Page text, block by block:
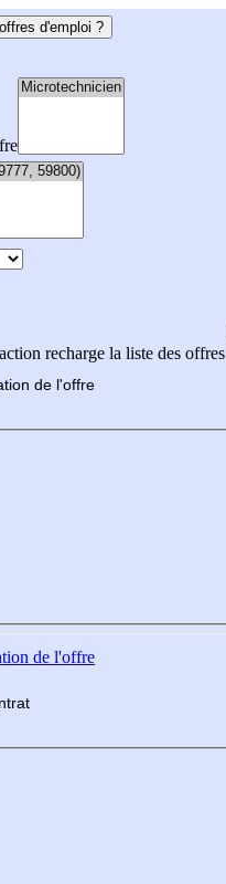
d'emploi ?
recharge la liste des offres
de l'offre
de l'offre